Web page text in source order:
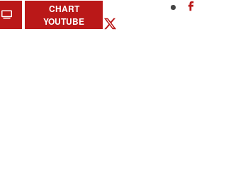
CHART
YOUTUBE